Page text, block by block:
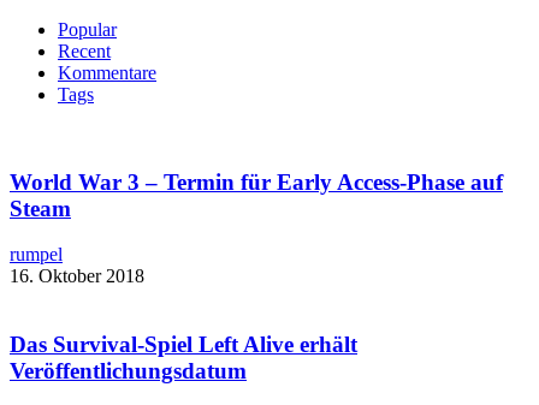
Popular
Recent
Kommentare
Tags
World War 3 – Termin für Early Access-Phase auf
Steam
rumpel
16. Oktober 2018
Das Survival-Spiel Left Alive erhält
Veröffentlichungsdatum